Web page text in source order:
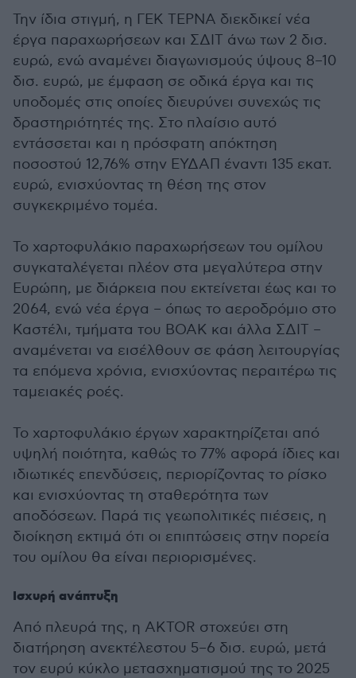
Την ίδια στιγμή, η ΓΕΚ ΤΕΡΝΑ διεκδικεί νέα
έργα παραχωρήσεων και ΣΔΙΤ άνω των 2 δισ.
ευρώ, ενώ αναμένει διαγωνισμούς ύψους 8–10
δισ. ευρώ, με έμφαση σε οδικά έργα και τις
υποδομές στις οποίες διευρύνει συνεχώς τις
δραστηριότητές της. Στο πλαίσιο αυτό
εντάσσεται και η πρόσφατη απόκτηση
ποσοστού 12,76% στην ΕΥΔΑΠ έναντι 135 εκατ.
ευρώ, ενισχύοντας τη θέση της στον
συγκεκριμένο τομέα.
Το χαρτοφυλάκιο παραχωρήσεων του ομίλου
συγκαταλέγεται πλέον στα μεγαλύτερα στην
Ευρώπη, με διάρκεια που εκτείνεται έως και το
2064, ενώ νέα έργα – όπως το αεροδρόμιο στο
Καστέλι, τμήματα του ΒΟΑΚ και άλλα ΣΔΙΤ –
αναμένεται να εισέλθουν σε φάση λειτουργίας
τα επόμενα χρόνια, ενισχύοντας περαιτέρω τις
ταμειακές ροές.
Το χαρτοφυλάκιο έργων χαρακτηρίζεται από
υψηλή ποιότητα, καθώς το 77% αφορά ίδιες και
ιδιωτικές επενδύσεις, περιορίζοντας το ρίσκο
και ενισχύοντας τη σταθερότητα των
αποδόσεων. Παρά τις γεωπολιτικές πιέσεις, η
διοίκηση εκτιμά ότι οι επιπτώσεις στην πορεία
του ομίλου θα είναι περιορισμένες.
Ισχυρή ανάπτυξη
Από πλευρά της, η AKTOR στοχεύει στη
διατήρηση ανεκτέλεστου 5–6 δισ. ευρώ, μετά
τον ευρύ κύκλο μετασχηματισμού της το 2025